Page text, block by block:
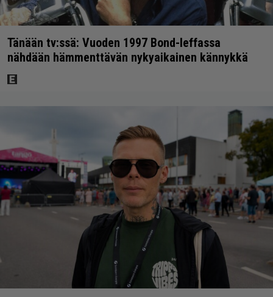
Tänään tv:ssä: Vuoden 1997 Bond-leffassa
nähdään hämmenttävän nykyaikainen kännykkä